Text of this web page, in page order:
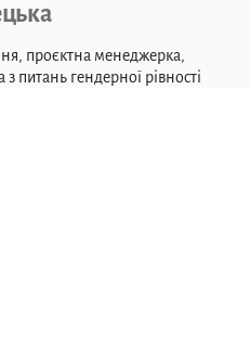
проєктна менеджерка,
з питань гендерної рівності